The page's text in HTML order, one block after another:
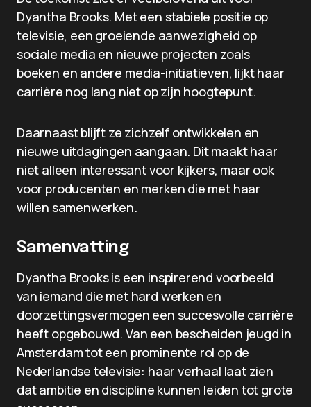
Dyantha Brooks. Met een stabiele positie op
televisie, een groeiende aanwezigheid op
sociale media en nieuwe projecten zoals
boeken en andere media-initiatieven, lijkt haar
carrière nog lang niet op zijn hoogtepunt.
Daarnaast blijft ze zichzelf ontwikkelen en
nieuwe uitdagingen aangaan. Dit maakt haar
niet alleen interessant voor kijkers, maar ook
voor producenten en merken die met haar
willen samenwerken.
Samenvatting
Dyantha Brooks is een inspirerend voorbeeld
van iemand die met hard werken en
doorzettingsvermogen een succesvolle carrière
heeft opgebouwd. Van een bescheiden jeugd in
Amsterdam tot een prominente rol op de
Nederlandse televisie: haar verhaal laat zien
dat ambitie en discipline kunnen leiden tot grote